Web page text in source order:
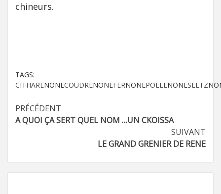
chineurs.
TAGS:
CITHARENONECOUDRENONEFERNONEPOELENONESELTZ
Navigation
d’article
PRÉCÉDENT
A QUOI ÇA SERT QUEL NOM …UN CKOISSA
SUIVANT
LE GRAND GRENIER DE RENE